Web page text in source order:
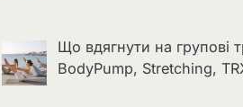
Що вдягнути на групові
BodyPump, Stretching,